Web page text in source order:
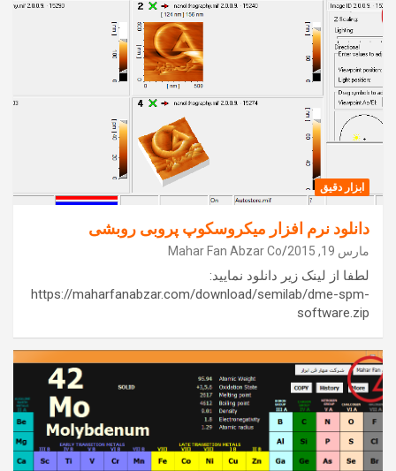
ابزار دقیق
دانلود نرم افزار میکروسکوپ پروبی روبشی
مارس 19, 2015 Mahar Fan Abzar Co
لطفا از لینک زیر دانلود نمایید:
https://maharfanabzar.com/download/semilab/dme-spm-
software.zip